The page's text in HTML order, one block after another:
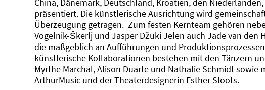
präsentiert. Die künstlerische Ausrichtung wird
Überzeugung getragen. Zum festen Kernteam gehören
Vogelnik-Škerlj und Jasper Džuki Jelen auch Jade van den
die maßgeblich an Aufführungen und
künstlerische Kollaborationen bestehen mit den Tänzern
Myrthe Marchal, Alison Duarte und Nathalie Schmidt sowie
ArthurMusic und der Theaterdesignerin Esther Sloots.